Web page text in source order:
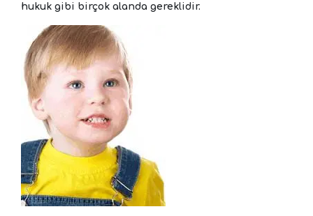
hukuk gibi birçok alanda gereklidir.